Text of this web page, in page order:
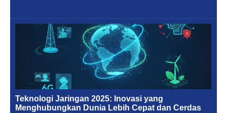
Teknologi Jaringan 2025: Inovasi yang
Menghubungkan Dunia Lebih Cepat dan Cerdas